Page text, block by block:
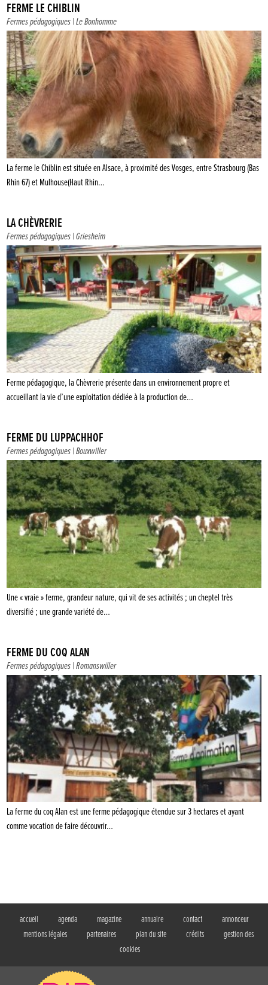
FERME LE CHIBLIN
Fermes pédagogiques| Le Bonhomme
La ferme le Chiblin est située en Alsace, à proximité des Vosges, entre Strasbourg (Bas
Rhin 67) et Mulhouse(Haut Rhin…
LA CHÈVRERIE
Fermes pédagogiques| Griesheim
Ferme pédagogique, la Chèvrerie présente dans un environnement propre et
accueillant la vie d’une exploitation dédiée à la production de…
FERME DU LUPPACHHOF
Fermes pédagogiques| Bouxwiller
Une « vraie » ferme, grandeur nature, qui vit de ses activités ; un cheptel très
diversifié ; une grande variété de…
FERME DU COQ ALAN
Fermes pédagogiques| Romanswiller
La ferme du coq Alan est une ferme pédagogique étendue sur 3 hectares et ayant
comme vocation de faire découvrir…
accueil agenda magazine annuaire contact
annonceur
mentions légales
partenaires plan du site crédits
gestion des
cookies